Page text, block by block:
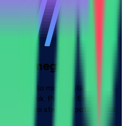
meglio
migliori utilizzando il
TikTok. Provate Exolyt
voi stessi la potenza dei